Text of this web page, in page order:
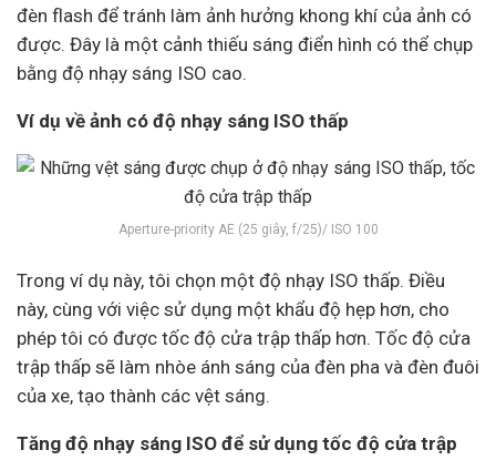
đèn flash để tránh làm ảnh hưởng khong khí của ảnh có
được. Đây là một cảnh thiếu sáng điển hình có thể chụp
bằng độ nhạy sáng ISO cao.
Ví dụ về ảnh có độ nhạy sáng ISO thấp
Aperture-priority AE (25 giây, f/25)/ ISO 100
Trong ví dụ này, tôi chọn một độ nhạy ISO thấp. Điều
này, cùng với việc sử dụng một khẩu độ hẹp hơn, cho
phép tôi có được tốc độ cửa trập thấp hơn. Tốc độ cửa
trập thấp sẽ làm nhòe ánh sáng của đèn pha và đèn đuôi
của xe, tạo thành các vệt sáng.
Tăng độ nhạy sáng ISO để sử dụng tốc độ cửa trập